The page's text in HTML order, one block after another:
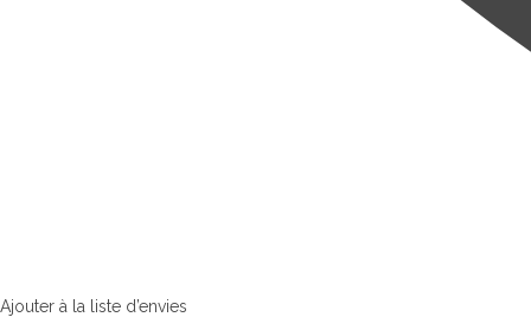
Ajouter à la liste d’envies